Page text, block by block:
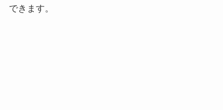
できます。